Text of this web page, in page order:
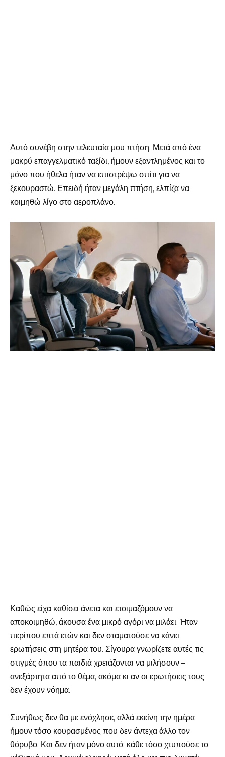
Αυτό συνέβη στην τελευταία μου πτήση. Μετά από ένα
μακρύ επαγγελματικό ταξίδι, ήμουν εξαντλημένος και το
μόνο που ήθελα ήταν να επιστρέψω σπίτι για να
ξεκουραστώ. Επειδή ήταν μεγάλη πτήση, ελπίζα να
κοιμηθώ λίγο στο αεροπλάνο.
Καθώς είχα καθίσει άνετα και ετοιμαζόμουν να
αποκοιμηθώ, άκουσα ένα μικρό αγόρι να μιλάει. Ήταν
περίπου επτά ετών και δεν σταματούσε να κάνει
ερωτήσεις στη μητέρα του. Σίγουρα γνωρίζετε αυτές τις
στιγμές όπου τα παιδιά χρειάζονται να μιλήσουν –
ανεξάρτητα από το θέμα, ακόμα κι αν οι ερωτήσεις τους
δεν έχουν νόημα.
Συνήθως δεν θα με ενόχλησε, αλλά εκείνη την ημέρα
ήμουν τόσο κουρασμένος που δεν άντεχα άλλο τον
θόρυβο. Και δεν ήταν μόνο αυτό: κάθε τόσο χτυπούσε το